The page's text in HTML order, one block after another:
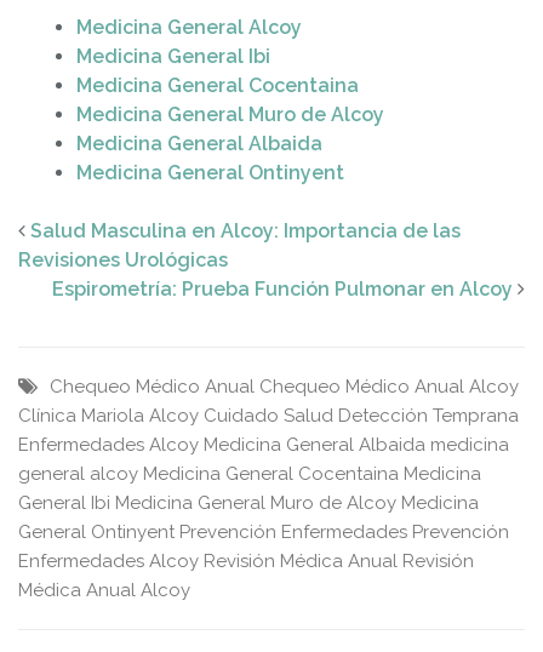
Medicina General Alcoy
Medicina General Ibi
Medicina General Cocentaina
Medicina General Muro de Alcoy
Medicina General Albaida
Medicina General Ontinyent
Salud Masculina en Alcoy: Importancia de las
Revisiones Urológicas
Espirometría: Prueba Función Pulmonar en Alcoy
Chequeo Médico Anual Chequeo Médico Anual Alcoy
Clínica Mariola Alcoy Cuidado Salud Detección Temprana
Enfermedades Alcoy Medicina General Albaida medicina
general alcoy Medicina General Cocentaina Medicina
General Ibi Medicina General Muro de Alcoy Medicina
General Ontinyent Prevención Enfermedades Prevención
Enfermedades Alcoy Revisión Médica Anual Revisión
Médica Anual Alcoy